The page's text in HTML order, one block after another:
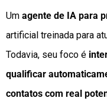
Um agente de IA para
artificial treinada para
Todavia, seu foco é
qualificar
contatos com real